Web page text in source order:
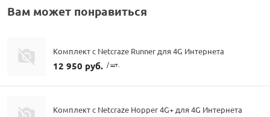
Вам может понравиться
Комплект с Netcraze Runner для 4G Интернета
12 950 руб. / шт.
Комплект с Netcraze Hopper 4G+ для 4G Интернета